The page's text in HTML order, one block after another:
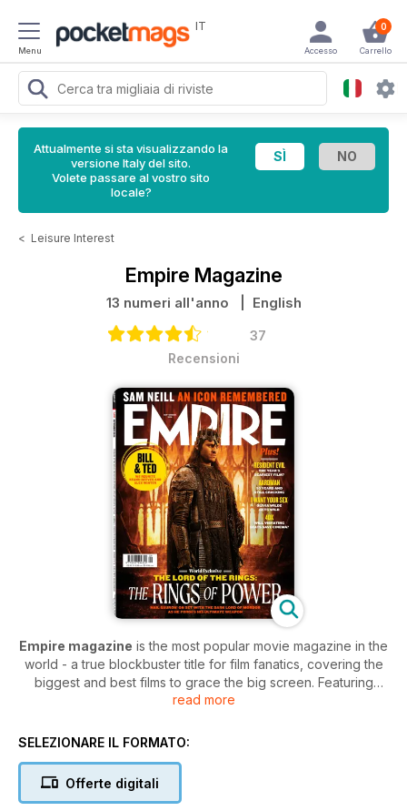
Menu
IT 0
Carrello
Accesso
Attualmente si sta visualizzando la
versione Italy del sito.
Volete passare al vostro sito
locale?
< Leisure Interest
Empire Magazine
13 numeri all'anno | English
37
Recensioni
Empire magazine is the most popular movie magazine in the
world - a true blockbuster title for film fanatics, covering the
biggest and best films to grace the big screen. Featuring
honest reviews of all the latest movies to hit the cinema,
biggest movie stars,Empire
Reviewing both mainstream box office smash hits and
read more
SELEZIONARE IL FORMATO:
Offerte digitali